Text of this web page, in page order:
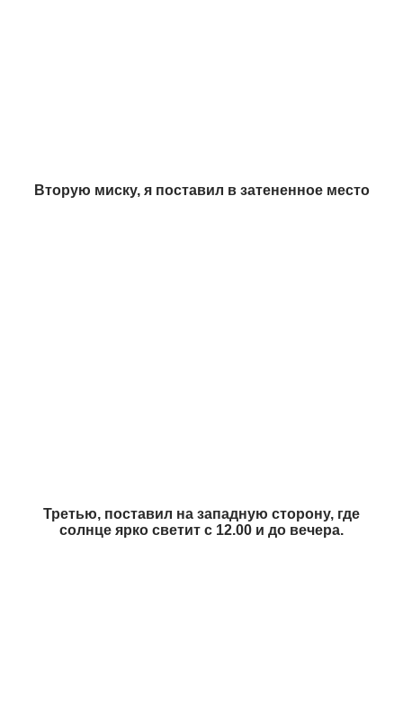
Вторую миску, я поставил в затененное место
Третью, поставил на западную сторону, где
солнце ярко светит с 12.00 и до вечера.